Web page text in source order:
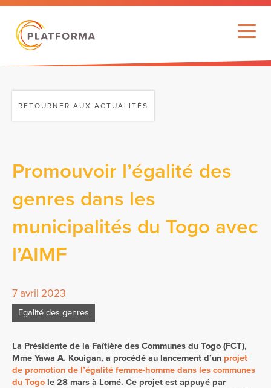
RETOURNER AUX ACTUALITÉS
Promouvoir l’égalité des
genres dans les
municipalités du Togo avec
l’AIMF
7 avril 2023
Egalité des genres
La Présidente de la Faîtière des Communes du Togo (FCT),
Mme Yawa A. Kouigan, a procédé au lancement d’un projet
de promotion de l’égalité femme-homme dans les communes
du Togo le 28 mars à Lomé. Ce projet est appuyé par